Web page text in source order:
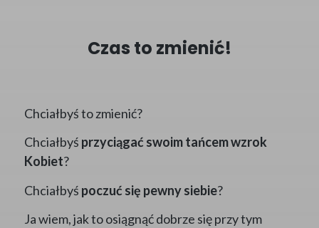
Czas to zmienić!
Chciałbyś to zmienić?
Chciałbyś przyciągać swoim tańcem wzrok
Kobiet?
Chciałbyś poczuć się pewny siebie?
Ja wiem, jak to osiągnąć dobrze się przy tym